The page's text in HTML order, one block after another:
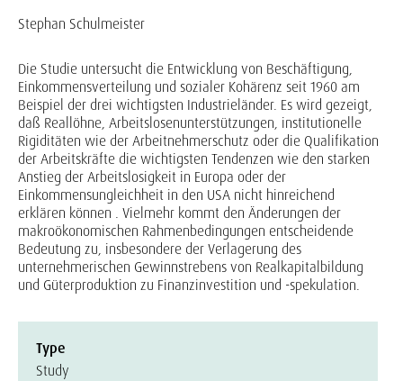
Stephan Schulmeister
Die Studie untersucht die Entwicklung von Beschäftigung,
Einkommensverteilung und sozialer Kohärenz seit 1960 am
Beispiel der drei wichtigsten Industrieländer. Es wird gezeigt,
daß Reallöhne, Arbeitslosenunterstützungen, institutionelle
Rigiditäten wie der Arbeitnehmerschutz oder die Qualifikation
der Arbeitskräfte die wichtigsten Tendenzen wie den starken
Anstieg der Arbeitslosigkeit in Europa oder der
Einkommensungleichheit in den USA nicht hinreichend
erklären können . Vielmehr kommt den Änderungen der
makroökonomischen Rahmenbedingungen entscheidende
Bedeutung zu, insbesondere der Verlagerung des
unternehmerischen Gewinnstrebens von Realkapitalbildung
und Güterproduktion zu Finanzinvestition und -spekulation.
Type
Study